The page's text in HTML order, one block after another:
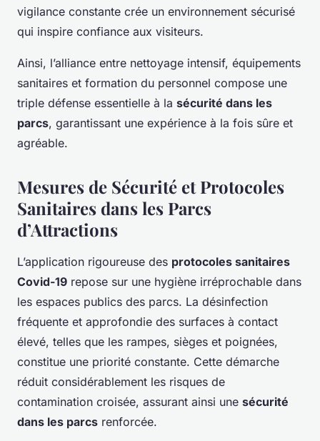
vigilance constante crée un environnement sécurisé
qui inspire confiance aux visiteurs.
Ainsi, l’alliance entre nettoyage intensif, équipements
sanitaires et formation du personnel compose une
triple défense essentielle à la sécurité dans les
parcs, garantissant une expérience à la fois sûre et
agréable.
Mesures de Sécurité et Protocoles
Sanitaires dans les Parcs
d’Attractions
L’application rigoureuse des protocoles sanitaires
Covid-19 repose sur une hygiène irréprochable dans
les espaces publics des parcs. La désinfection
fréquente et approfondie des surfaces à contact
élevé, telles que les rampes, sièges et poignées,
constitue une priorité constante. Cette démarche
réduit considérablement les risques de
contamination croisée, assurant ainsi une sécurité
dans les parcs renforcée.